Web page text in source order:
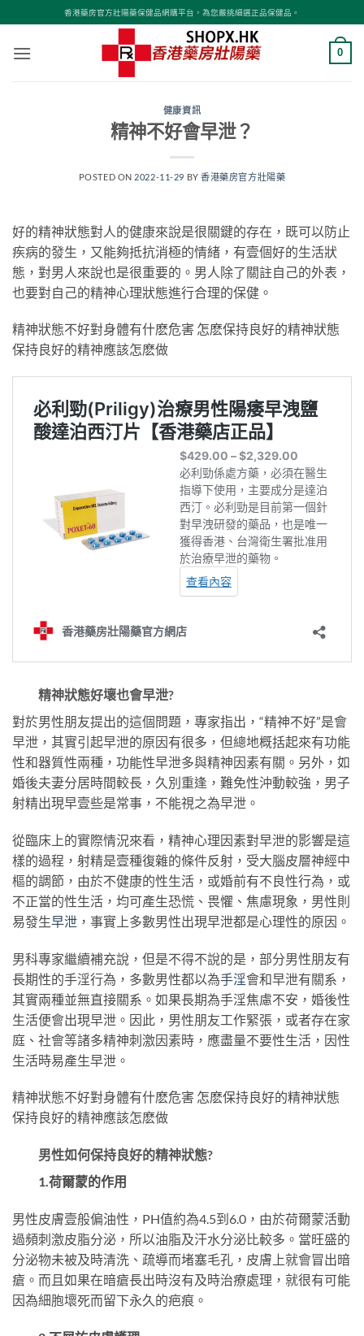
to
content
香港藥房官方壯陽藥保健品網購平台，為您嚴挑細選正品保健品。
0
健康資訊
精神不好會早泄？
POSTED ON 2022-11-29 BY香港藥房官方壯陽藥
好的精神狀態對人的健康來說是很關鍵的存在，既可以防止
疾病的發生，又能夠抵抗消極的情緒，有壹個好的生活狀
態，對男人來說也是很重要的。男人除了關註自己的外表，
也要對自己的精神心理狀態進行合理的保健。
精神狀態不好對身體有什麽危害 怎麽保持良好的精神狀態
保持良好的精神應該怎麽做
精神狀態好壞也會早泄?
對於男性朋友提出的這個問題，專家指出，“精神不好”是會
早泄，其實引起早泄的原因有很多，但總地概括起來有功能
性和器質性兩種，功能性早泄多與精神因素有關。另外，如
婚後夫妻分居時間較長，久別重逢，難免性沖動較強，男子
射精出現早壹些是常事，不能視之為早泄。
從臨床上的實際情況來看，精神心理因素對早泄的影響是這
樣的過程，射精是壹種復雜的條件反射，受大腦皮層神經中
樞的調節，由於不健康的性生活，或婚前有不良性行為，或
不正當的性生活，均可產生恐慌、畏懼、焦慮現象，男性則
易發生早泄 ，事實上多數男性出現早泄都是心理性的原因。
男科專家繼續補充說，但是不得不說的是，部分男性朋友有
長期性的手淫行為，多數男性都以為手淫會和早泄有關系，
其實兩種並無直接關系。如果長期為手淫焦慮不安，婚後性
生活便會出現早泄。因此，男性朋友工作緊張，或者存在家
庭、社會等諸多精神刺激因素時，應盡量不要性生活，因性
生活時易產生早泄。
精神狀態不好對身體有什麽危害 怎麽保持良好的精神狀態
保持良好的精神應該怎麽做
男性如何保持良好的精神狀態?
1.荷爾蒙的作用
男性皮膚壹般偏油性，PH值約為4.5到6.0，由於荷爾蒙活動
過頻刺激皮脂分泌，所以油脂及汗水分泌比較多。當旺盛的
分泌物未被及時清洗、疏導而堵塞毛孔，皮膚上就會冒出暗
瘡。而且如果在暗瘡長出時沒有及時治療處理，就很有可能
因為細胞壞死而留下永久的疤痕。